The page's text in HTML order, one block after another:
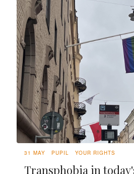
31 MAY PUPIL YOUR RIGHTS
Transphobia in